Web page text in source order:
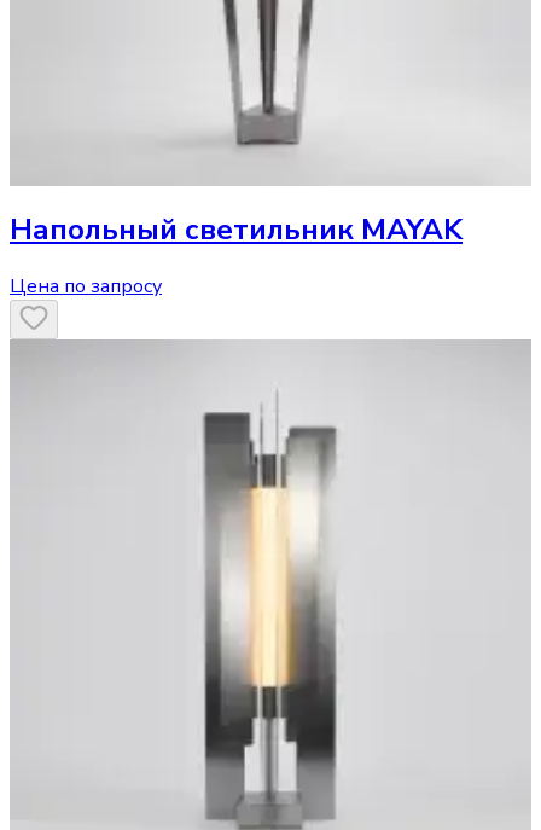
Напольный светильник MAYAK
Цена по запросу